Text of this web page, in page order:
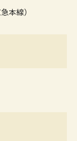
本線）